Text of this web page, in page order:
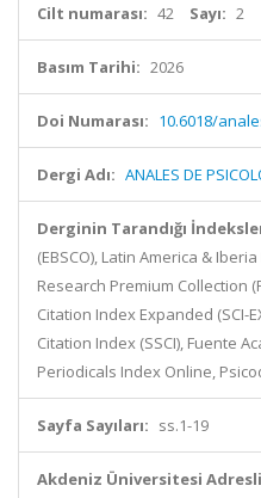
Cilt numarası: 42 Sayı: 2
Basım Tarihi: 2026
Doi Numarası: 10.6018/
Dergi Adı: ANALES DE
Derginin Tarandığı
(EBSCO), Latin America &
Research Premium Collection
Citation Index Expanded (SCI-
Citation Index (SSCI), Fuente
Periodicals Index Online,
Sayfa Sayıları: ss.1-19
Akdeniz Üniversitesi